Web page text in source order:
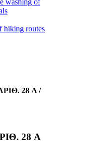
washing of
hiking routes
28 A /
28 A